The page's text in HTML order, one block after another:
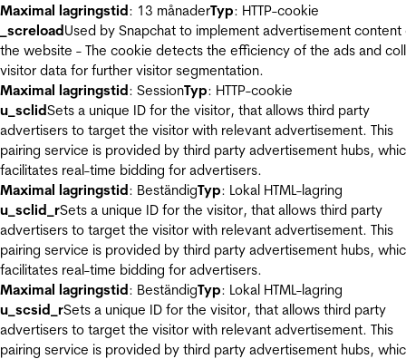
Maximal lagringstid: 13 månaderTyp: HTTP-cookie
_screloadUsed by Snapchat to implement advertisement content
the website - The cookie detects the efficiency of the ads and
visitor data for further visitor segmentation.
Maximal lagringstid: SessionTyp: HTTP-cookie
u_sclidSets a unique ID for the visitor, that allows third party
advertisers to target the visitor with relevant advertisement. This
pairing service is provided by third party advertisement hubs,
facilitates real-time bidding for advertisers.
Maximal lagringstid: BeständigTyp: Lokal HTML-lagring
u_sclid_rSets a unique ID for the visitor, that allows third party
advertisers to target the visitor with relevant advertisement. This
pairing service is provided by third party advertisement hubs,
facilitates real-time bidding for advertisers.
Maximal lagringstid: BeständigTyp: Lokal HTML-lagring
u_scsid_rSets a unique ID for the visitor, that allows third party
advertisers to target the visitor with relevant advertisement. This
pairing service is provided by third party advertisement hubs,